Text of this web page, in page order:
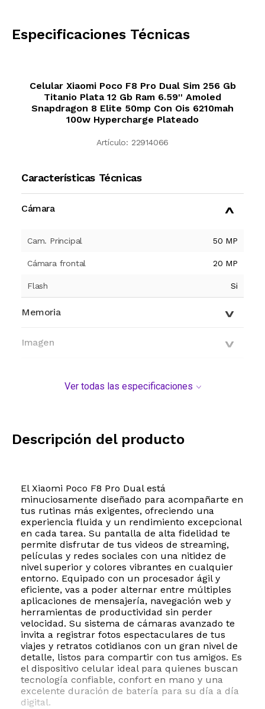
Especificaciones Técnicas
Celular Xiaomi Poco F8 Pro Dual Sim 256 Gb
Titanio Plata 12 Gb Ram 6.59'' Amoled
Snapdragon 8 Elite 50mp Con Ois 6210mah
100w Hypercharge Plateado
Artículo: 22914066
Características Técnicas
Cámara
Cam. Principal 50 MP
Cámara frontal 20 MP
Flash Si
Memoria
Imagen
Características generales
Ver todas las especificaciones
Descripción del producto
El Xiaomi Poco F8 Pro Dual está
minuciosamente diseñado para acompañarte en
tus rutinas más exigentes, ofreciendo una
experiencia fluida y un rendimiento excepcional
en cada tarea. Su pantalla de alta fidelidad te
permite disfrutar de tus videos de streaming,
películas y redes sociales con una nitidez de
nivel superior y colores vibrantes en cualquier
entorno. Equipado con un procesador ágil y
eficiente, vas a poder alternar entre múltiples
aplicaciones de mensajería, navegación web y
herramientas de productividad sin perder
velocidad. Su sistema de cámaras avanzado te
invita a registrar fotos espectaculares de tus
viajes y retratos cotidianos con un gran nivel de
detalle, listos para compartir con tus amigos. Es
el dispositivo celular ideal para quienes buscan
tecnología confiable, confort en mano y una
excelente duración de batería para su día a día
digital.